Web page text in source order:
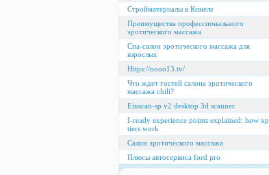
Стройматериалы в Кинеле
Преимущества профессионального
эротического массажа
Спа-салон эротического массажа для
взрослых
Https://nooo13.tv/
Что ждет гостей салона эротического
массажа chili?
Einscan-sp v2 desktop 3d scanner
I-ready experience points explained: how xp
tiers work
Салон эротического массажа
Плюсы автосервиса ford pro